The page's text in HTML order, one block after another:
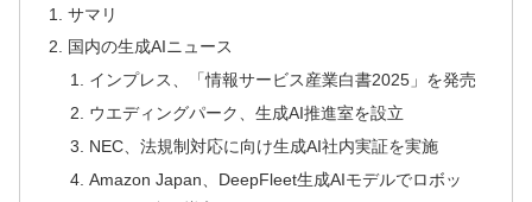
サマリ
国内の生成AIニュース
インプレス、「情報サービス産業白書2025」を発売
ウエディングパーク、生成AI推進室を設立
NEC、法規制対応に向け生成AI社内実証を実施
Amazon Japan、DeepFleet生成AIモデルでロボッ